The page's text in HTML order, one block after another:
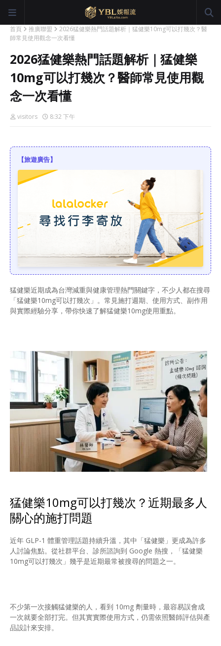
首頁 推廣聯盟
2026猛健樂熱門話題解析｜猛健樂10mg可以打幾次？醫
師常見使用觀念一次看懂
2026猛健樂熱門話題解析｜猛健樂
10mg可以打幾次？醫師常見使用觀
念一次看懂
visitors 8:32 下午
【旅遊廣告】
猛健樂近期成為台灣減重與健康管理熱門關鍵字，不少人都在搜尋
「猛健樂10mg可以打幾次」。常見施打週期、使用方式、副作用
與實際經驗分享，帶你快速了解猛健樂10mg使用重點。
猛健樂10mg可以打幾次？近期最多人
關心的施打問題
近年 GLP-1 體重管理話題持續升溫，其中「猛健樂」更成為許多
人討論焦點。從社群平台、診所諮詢到 Google 熱搜，「猛健樂
10mg可以打幾次」幾乎是近期最常被搜尋的問題之一。
不少第一次接觸猛健樂的人，看到 10mg 劑量時，最容易誤會成
一次就要全部打完。但其實實際使用方式，仍需依照醫師評估與產
品設計來安排。